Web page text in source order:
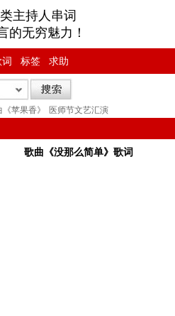
主持人串词
的无穷魅力！
标签 求助
苹果香》 医师节文艺汇演
歌曲《没那么简单》歌词